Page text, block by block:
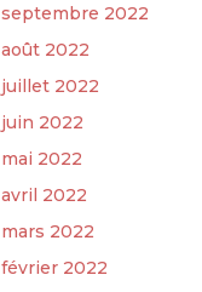
septembre 2022
août 2022
juillet 2022
juin 2022
mai 2022
avril 2022
mars 2022
février 2022